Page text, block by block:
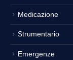
Medicazione
Strumentario
Emergenze